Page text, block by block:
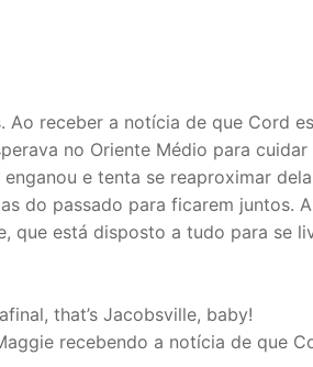
Ao receber a notícia de que Cord
no Oriente Médio para cuidar
e tenta se reaproximar
do passado para ficarem juntos.
que está disposto a tudo para se
that’s Jacobsville, baby!
recebendo a notícia de que